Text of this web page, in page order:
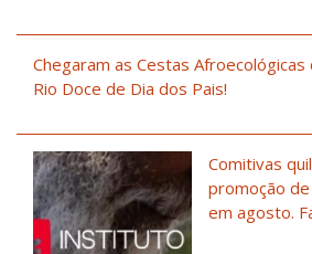
Chegaram as Cestas
Rio Doce de Dia dos Pais!
Comitivas
promoção
em agosto.